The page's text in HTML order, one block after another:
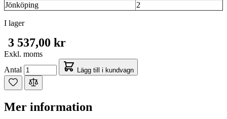
Jönköping
2
I lager
3 537,00 kr
Exkl. moms
Antal
Lägg till i kundvagn
Mer information